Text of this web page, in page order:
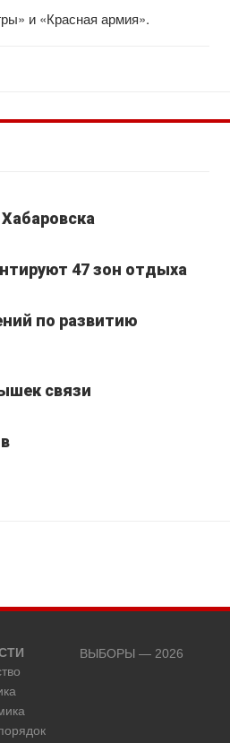
и «Красная армия».
47 зон отдыха
по развитию
связи
ВЫБОРЫ — 2026